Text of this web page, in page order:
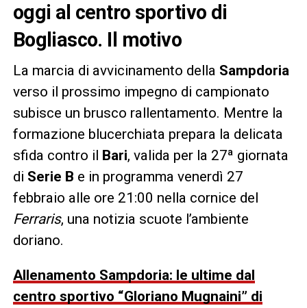
oggi al centro sportivo di
Bogliasco. Il motivo
La marcia di avvicinamento della Sampdoria
verso il prossimo impegno di campionato
subisce un brusco rallentamento. Mentre la
formazione blucerchiata prepara la delicata
sfida contro il Bari, valida per la 27ª giornata
di Serie B e in programma venerdì 27
febbraio alle ore 21:00 nella cornice del
Ferraris, una notizia scuote l’ambiente
doriano.
Allenamento Sampdoria: le ultime dal
centro sportivo “Gloriano Mugnaini” di